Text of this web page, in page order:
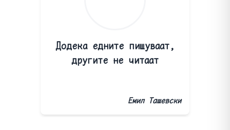
Додека едните пишуваат,
другите не читаат
Емил Ташевски